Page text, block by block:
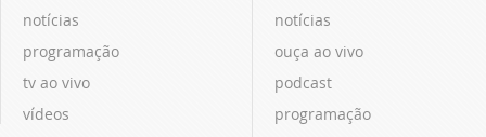
notícias
programação
tv ao vivo
vídeos
notícias
ouça ao vivo
podcast
programação